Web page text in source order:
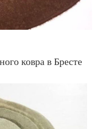
ковра в Бресте